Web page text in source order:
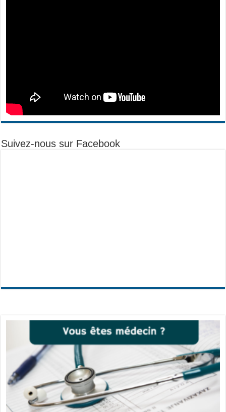
Suivez-nous sur Facebook